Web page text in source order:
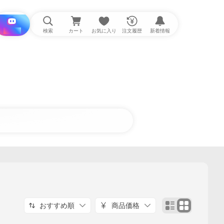
i と探す 検索 カート お気に入り 注文履歴 新着情報
おすすめ順 商品価格